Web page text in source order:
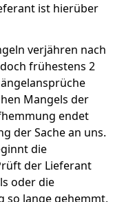
ist hierüber
verjähren nach
frühestens 2
Mangels der
endet
der Sache an uns.
die
der Lieferant
oder die
so lange gehemmt,